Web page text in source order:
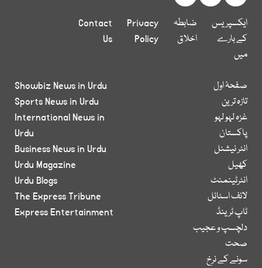
ایکسپریس
کے بارے
میں
ضابطہ
اخلاق
Privacy
Policy
Contact
Us
صفحۂ اول
تازہ ترین
غزہ لہو لہو
پاکستان
انٹر نیشنل
کھیل
انٹرٹینمنٹ
لائف اسٹائل
ٹاپ ٹرینڈ
دلچسپ و عجیب
صحت
سونے کے نرخ
Showbiz News in Urdu
Sports News in Urdu
International News in
Urdu
Business News in Urdu
Urdu Magazine
Urdu Blogs
The Express Tribune
Express Entertainment